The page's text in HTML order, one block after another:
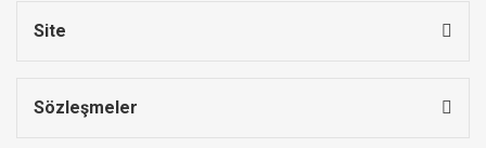
Site
Sözleşmeler